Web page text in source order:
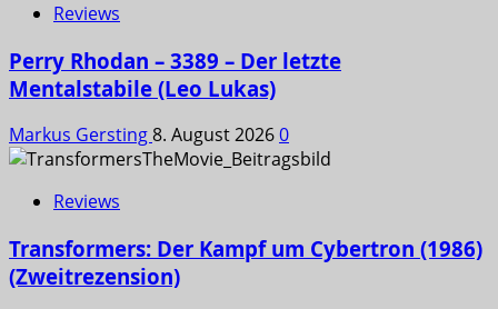
Reviews
Perry Rhodan – 3389 – Der letzte
Mentalstabile (Leo Lukas)
Markus Gersting8. August 20260
Reviews
Transformers: Der Kampf um Cybertron (1986)
(Zweitrezension)